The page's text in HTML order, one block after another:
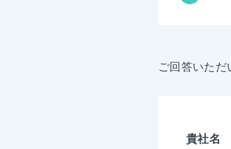
ご回答いただ
貴社名